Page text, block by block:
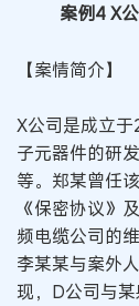
案例4 X
【案情简介】
X公司是成立
子元器件的研
等。郑某曾任
《保密协议》
频电缆公司的
李某某与案外
现，D公司与